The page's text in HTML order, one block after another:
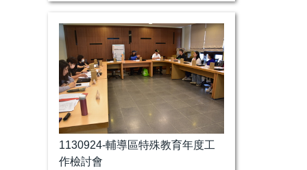
1130924-輔導區特殊教育年度工
作檢討會